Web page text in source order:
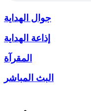
جوال الهداية
إذاعة الهداية
المقرآة
البث المباشر